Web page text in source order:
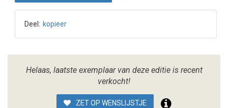
Deel: kopieer
Helaas, laatste exemplaar van deze editie is recent
verkocht!
ZET OP WENSLIJSTJE